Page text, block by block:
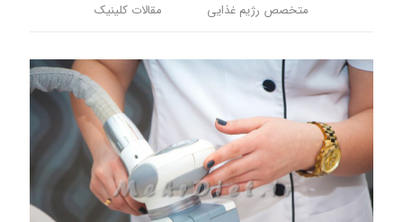
متخصص رژیم غذایی مقالات کلینیک